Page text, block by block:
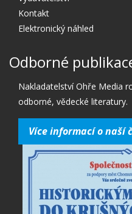
Kontakt
Elektronický náhled
Odborné
Nakladatelství Ohře Media
odborné, vědecké literatury.
Více informací o naší